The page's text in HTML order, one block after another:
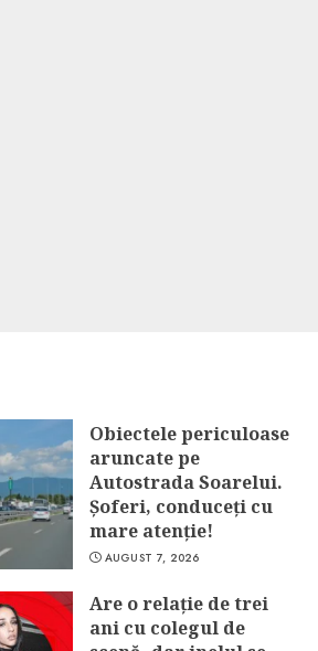
Obiectele periculoase
aruncate pe
Autostrada Soarelui.
Șoferi, conduceți cu
mare atenție!
AUGUST 7, 2026
Are o relație de trei
ani cu colegul de